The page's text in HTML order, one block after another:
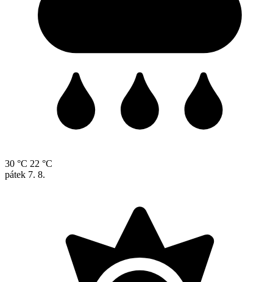
30 °C 22 °C
pátek 7. 8.